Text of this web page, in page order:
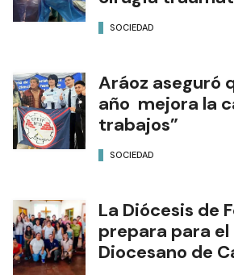
SOCIEDAD
Aráoz aseguró
año mejora la
trabajos”
SOCIEDAD
La Diócesis de
prepara para
Diocesano de